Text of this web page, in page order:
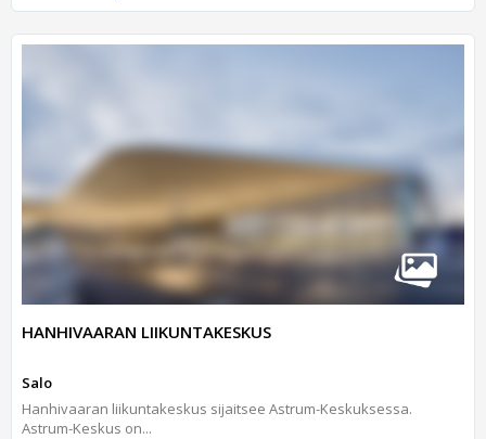
HANHIVAARAN LIIKUNTAKESKUS
Salo
Hanhivaaran liikuntakeskus sijaitsee Astrum-Keskuksessa.
Astrum-Keskus on...